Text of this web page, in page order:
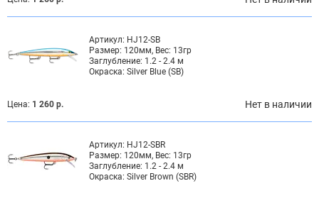
Артикул: HJ12-SB
Размер: 120мм, Вес: 13гр
Заглубление: 1.2 - 2.4 м
Окраска: Silver Blue (SB)
Цена: 1 260 р. Нет в наличии
Артикул: HJ12-SBR
Размер: 120мм, Вес: 13гр
Заглубление: 1.2 - 2.4 м
Окраска: Silver Brown (SBR)